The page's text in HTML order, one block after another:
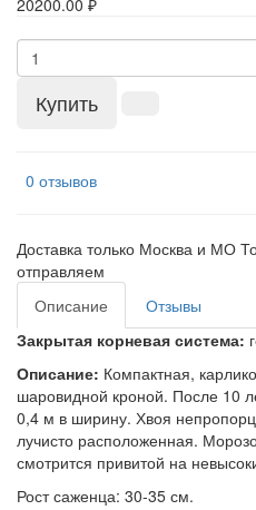
20200.00 ₽
Купить
0 отзывов
Доставка только Москва и МО
отправляем
Описание
Отзывы
Закрытая корневая система:
Описание: Компактная,
шаровидной кроной. После 10
0,4 м в ширину. Хвоя
лучисто расположенная.
смотрится привитой на
Рост саженца: 30-35 см.